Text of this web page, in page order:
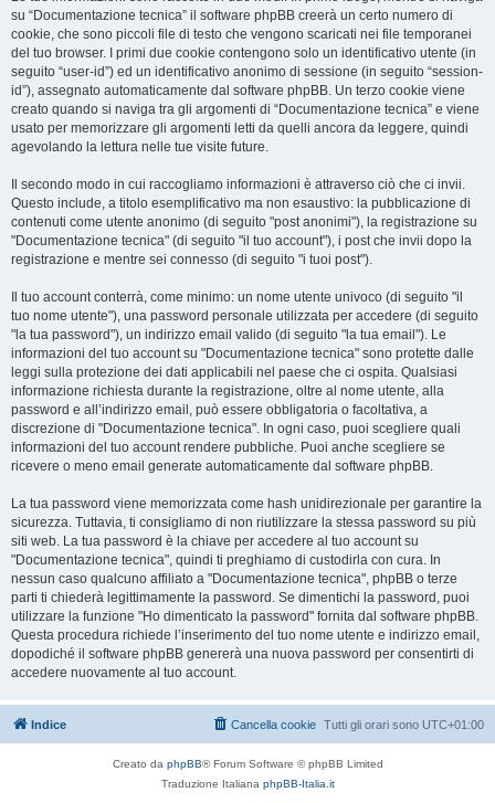
su “Documentazione tecnica” il software phpBB creerà un certo numero di
cookie, che sono piccoli file di testo che vengono scaricati nei file temporanei
del tuo browser. I primi due cookie contengono solo un identificativo utente (in
seguito “user-id”) ed un identificativo anonimo di sessione (in seguito “session-
id”), assegnato automaticamente dal software phpBB. Un terzo cookie viene
creato quando si naviga tra gli argomenti di “Documentazione tecnica” e viene
usato per memorizzare gli argomenti letti da quelli ancora da leggere, quindi
agevolando la lettura nelle tue visite future.
Il secondo modo in cui raccogliamo informazioni è attraverso ciò che ci invii.
Questo include, a titolo esemplificativo ma non esaustivo: la pubblicazione di
contenuti come utente anonimo (di seguito "post anonimi"), la registrazione su
"Documentazione tecnica" (di seguito "il tuo account"), i post che invii dopo la
registrazione e mentre sei connesso (di seguito "i tuoi post").
Il tuo account conterrà, come minimo: un nome utente univoco (di seguito "il
tuo nome utente"), una password personale utilizzata per accedere (di seguito
"la tua password"), un indirizzo email valido (di seguito "la tua email"). Le
informazioni del tuo account su "Documentazione tecnica" sono protette dalle
leggi sulla protezione dei dati applicabili nel paese che ci ospita. Qualsiasi
informazione richiesta durante la registrazione, oltre al nome utente, alla
password e all’indirizzo email, può essere obbligatoria o facoltativa, a
discrezione di "Documentazione tecnica". In ogni caso, puoi scegliere quali
informazioni del tuo account rendere pubbliche. Puoi anche scegliere se
ricevere o meno email generate automaticamente dal software phpBB.
La tua password viene memorizzata come hash unidirezionale per garantire la
sicurezza. Tuttavia, ti consigliamo di non riutilizzare la stessa password su più
siti web. La tua password è la chiave per accedere al tuo account su
"Documentazione tecnica", quindi ti preghiamo di custodirla con cura. In
nessun caso qualcuno affiliato a "Documentazione tecnica", phpBB o terze
parti ti chiederà legittimamente la password. Se dimentichi la password, puoi
utilizzare la funzione "Ho dimenticato la password" fornita dal software phpBB.
Questa procedura richiede l’inserimento del tuo nome utente e indirizzo email,
dopodiché il software phpBB genererà una nuova password per consentirti di
accedere nuovamente al tuo account.
Indice Tutti gli orari sono UTC+01:00
Cancella cookie
Creato da phpBB® Forum Software © phpBB Limited
Traduzione Italiana phpBB-Italia.it